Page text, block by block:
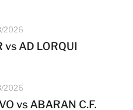
2026
vs AD LORQUI
2026
vs ABARAN C.F.